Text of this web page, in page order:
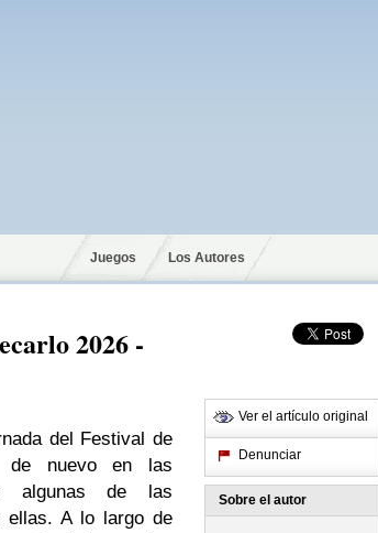
Juegos Los Autores
2026 -
del Festival de
de nuevo en las
algunas de las
ellas. A lo largo de
Ver el artículo original
Denunciar
Sobre el autor